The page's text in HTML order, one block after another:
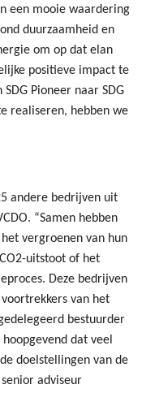
een mooie waardering
duurzaamheid en
om op dat elan
positieve impact te
Pioneer naar SDG
realiseren, hebben we
andere bedrijven uit
“Samen hebben
vergroenen van hun
uitstoot of het
Deze bedrijven
van het
bestuurder
dat veel
doelstellingen van de
adviseur